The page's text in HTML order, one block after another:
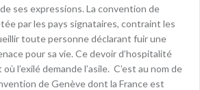
de ses expressions. La convention de
par les pays signataires, contraint les
toute personne déclarant fuir une
pour sa vie. Ce devoir d’hospitalité
l’exilé demande l’asile. C’est au nom de
de Genève dont la France est